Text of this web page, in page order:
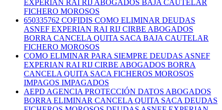
EXPERIAN RAI RIJ ABOGADOS BAJA CAUTELAR
FICHERO MOROSOS
650335762 COFIDIS COMO ELIMINAR DEUDAS
ASNEF EXPERIAN RAI RIJ CIRBE ABOGADOS
BORRA CANCELA QUITA SACA BAJA CAUTELAR
FICHERO MOROSOS
COMO ELIMINAR PARA SIEMPRE DEUDAS ASNEF
EXPERIAN RAI RIJ CIRBE ABOGADOS BORRA
CANCELA QUITA SACA FICHEROS MOROSOS
IMPAGOS IMPAGADOS
AEPD AGENCIA PROTECCIÓN DATOS ABOGADOS
BORRA ELIMINAR CANCELA QUITA SACA DEUDAS